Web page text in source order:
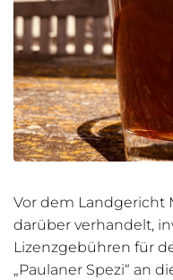
Vor dem Landgericht
darüber verhandelt,
Lizenzgebühren für
„Paulaner Spezi“ an